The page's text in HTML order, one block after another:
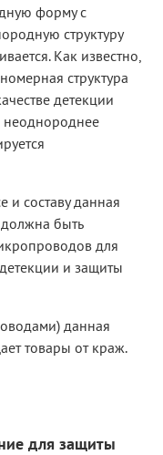
форму с
структуру
Как известно,
структура
детекции
неоднороднее
и составу данная
быть
для
и защиты
данная
товары от краж.
для защиты